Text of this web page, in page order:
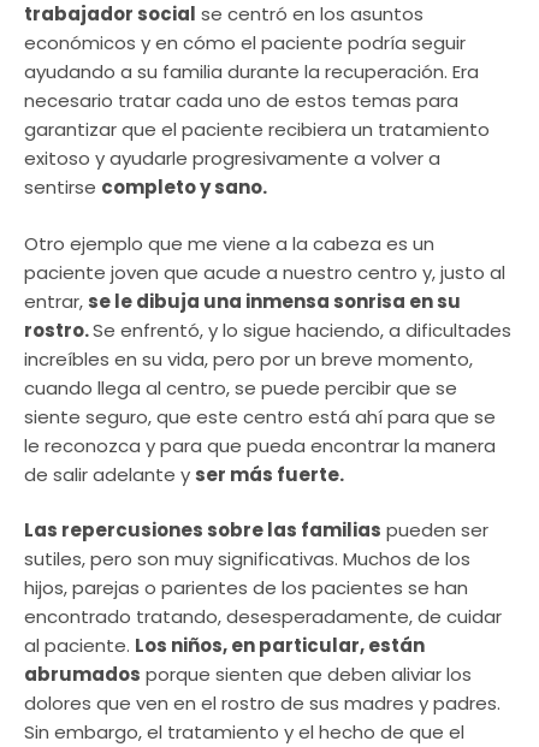
trabajador social se centró en los asuntos
económicos y en cómo el paciente podría seguir
ayudando a su familia durante la recuperación. Era
necesario tratar cada uno de estos temas para
garantizar que el paciente recibiera un tratamiento
exitoso y ayudarle progresivamente a volver a
sentirse completo y sano.
Otro ejemplo que me viene a la cabeza es un
paciente joven que acude a nuestro centro y, justo al
entrar, se le dibuja una inmensa sonrisa en su
rostro.Se enfrentó, y lo sigue haciendo, a dificultades
increíbles en su vida, pero por un breve momento,
cuando llega al centro, se puede percibir que se
siente seguro, que este centro está ahí para que se
le reconozca y para que pueda encontrar la manera
de salir adelante y ser más fuerte.
Las repercusiones sobre las familias pueden ser
sutiles, pero son muy significativas. Muchos de los
hijos, parejas o parientes de los pacientes se han
encontrado tratando, desesperadamente, de cuidar
al paciente. Los niños, en particular, están
abrumados porque sienten que deben aliviar los
dolores que ven en el rostro de sus madres y padres.
Sin embargo, el tratamiento y el hecho de que el